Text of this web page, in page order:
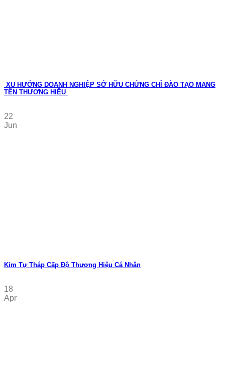
XU HƯỚNG DOANH NGHIỆP SỞ HỮU CHỨNG CHỈ ĐÀO TẠO MANG
TÊN THƯƠNG HIỆU
22
Jun
Kim Tự Tháp Cấp Độ Thương Hiệu Cá Nhân
18
Apr